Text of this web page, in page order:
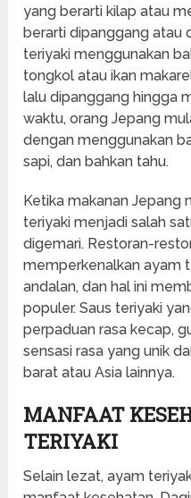
yang berarti kilap atau
berarti dipanggang atau
teriyaki menggunakan
tongkol atau ikan
lalu dipanggang hingga
waktu, orang Jepang
dengan menggunakan
sapi, dan bahkan tahu.
Ketika makanan Jepang
teriyaki menjadi salah
digemari. Restoran-
memperkenalkan ayam
andalan, dan hal ini
populer. Saus teriyaki
perpaduan rasa kecap,
sensasi rasa yang unik
barat atau Asia lainnya.
MANFAAT
TERIYAKI
Selain lezat, ayam